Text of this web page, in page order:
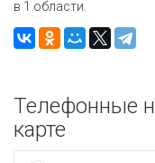
в 1 области.
Телефонные
карте